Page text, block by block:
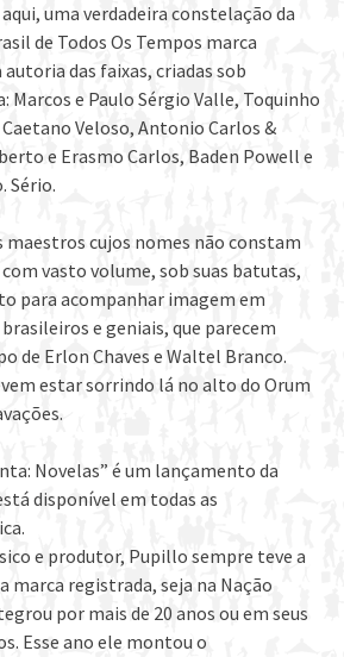
uma verdadeira constelação da
de Todos Os Tempos marca
das faixas, criadas sob
Marcos e Paulo Sérgio Valle, Toquinho
Caetano Veloso, Antonio Carlos &
e Erasmo Carlos, Baden Powell e
Sério.
maestros cujos nomes não constam
vasto volume, sob suas batutas,
para acompanhar imagem em
e geniais, que parecem
de Erlon Chaves e Waltel Branco.
estar sorrindo lá no alto do Orum
Novelas” é um lançamento da
disponível em todas as
e produtor, Pupillo sempre teve a
marca registrada, seja na Nação
por mais de 20 anos ou em seus
Esse ano ele montou o